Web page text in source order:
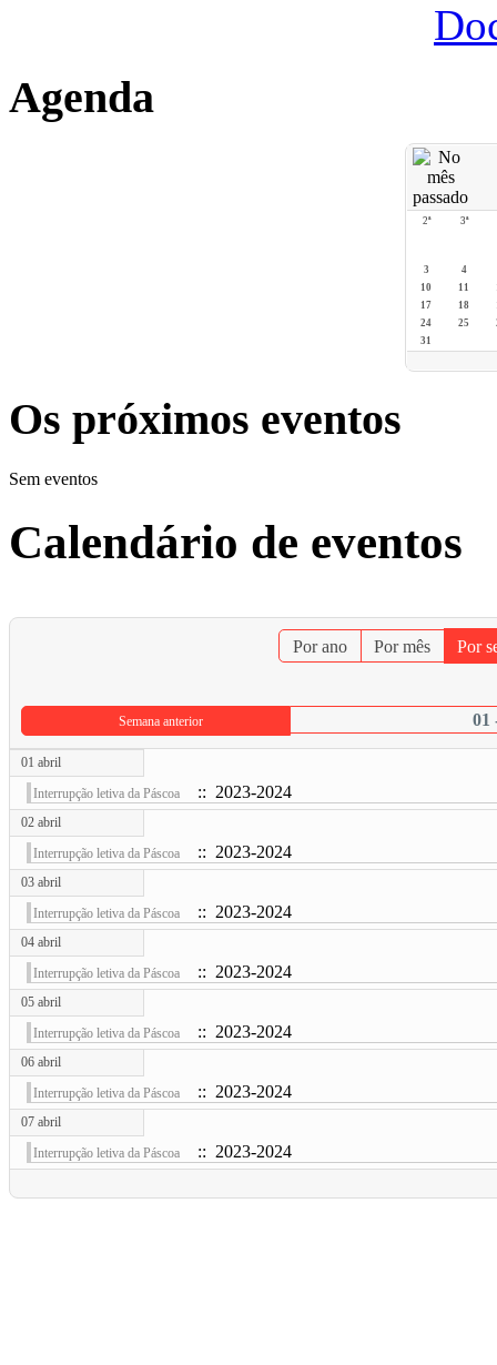
Agenda
2ª 3ª
3
4
10
11
17
18
24
25
31
Os próximos eventos
Sem eventos
Calendário de eventos
Por ano Por mês Por
Semana anterior 01
01 abril
Interrupção letiva da Páscoa
:: 2023-2024
02 abril
Interrupção letiva da Páscoa
:: 2023-2024
03 abril
Interrupção letiva da Páscoa
:: 2023-2024
04 abril
Interrupção letiva da Páscoa
:: 2023-2024
05 abril
Interrupção letiva da Páscoa
:: 2023-2024
06 abril
Interrupção letiva da Páscoa
:: 2023-2024
07 abril
Interrupção letiva da Páscoa
:: 2023-2024